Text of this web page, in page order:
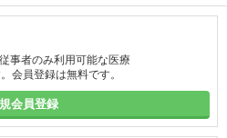
事者のみ利用可能な医療
会員登録は無料です。
会員登録